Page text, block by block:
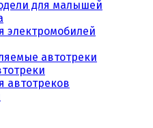
для малышей
электромобилей
автотреки
автотреков